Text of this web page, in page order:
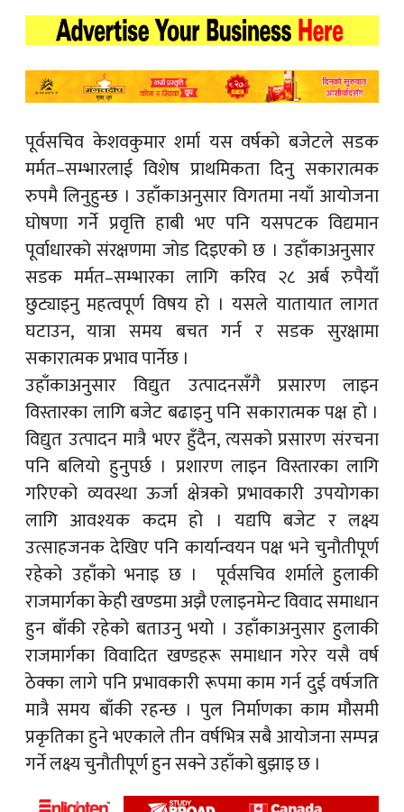
पूर्वसचिव केशवकुमार शर्मा यस वर्षको बजेटले सडक
मर्मत–सम्भारलाई विशेष प्राथमिकता दिनु सकारात्मक
रुपमै लिनुहुन्छ । उहाँकाअनुसार विगतमा नयाँ आयोजना
घोषणा गर्ने प्रवृत्ति हाबी भए पनि यसपटक विद्यमान
पूर्वाधारको संरक्षणमा जोड दिइएको छ । उहाँकाअनुसार
सडक मर्मत–सम्भारका लागि करिव २८ अर्ब रुपैयाँ
छुट्याइनु महत्वपूर्ण विषय हो । यसले यातायात लागत
घटाउन, यात्रा समय बचत गर्न र सडक सुरक्षामा
सकारात्मक प्रभाव पार्नेछ ।
उहाँकाअनुसार विद्युत उत्पादनसँगै प्रसारण लाइन
विस्तारका लागि बजेट बढाइनु पनि सकारात्मक पक्ष हो ।
विद्युत उत्पादन मात्रै भएर हुँदैन, त्यसको प्रसारण संरचना
पनि बलियो हुनुपर्छ । प्रशारण लाइन विस्तारका लागि
गरिएको व्यवस्था ऊर्जा क्षेत्रको प्रभावकारी उपयोगका
लागि आवश्यक कदम हो । यद्यपि बजेट र लक्ष्य
उत्साहजनक देखिए पनि कार्यान्वयन पक्ष भने चुनौतीपूर्ण
रहेको उहाँको भनाइ छ । पूर्वसचिव शर्माले हुलाकी
राजमार्गका केही खण्डमा अझै एलाइनमेन्ट विवाद समाधान
हुन बाँकी रहेको बताउनु भयो । उहाँकाअनुसार हुलाकी
राजमार्गका विवादित खण्डहरू समाधान गरेर यसै वर्ष
ठेक्का लागे पनि प्रभावकारी रूपमा काम गर्न दुई वर्षजति
मात्रै समय बाँकी रहन्छ । पुल निर्माणका काम मौसमी
प्रकृतिका हुने भएकाले तीन वर्षभित्र सबै आयोजना सम्पन्न
गर्ने लक्ष्य चुनौतीपूर्ण हुन सक्ने उहाँको बुझाइ छ ।